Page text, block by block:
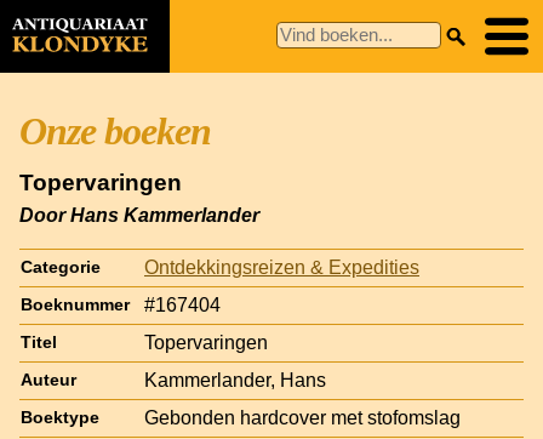
Onze boeken
Topervaringen
Door Hans Kammerlander
Categorie Ontdekkingsreizen & Expedities
Boeknummer #167404
Titel Topervaringen
Auteur Kammerlander, Hans
Boektype Gebonden hardcover met stofomslag